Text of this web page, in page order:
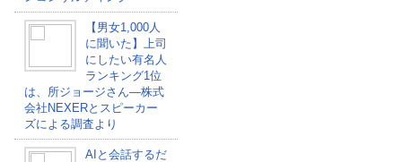
【男女1,000人
に聞いた】上司
にしたい有名人
ランキング1位
は、所ジョージさん―株式
会社NEXERとスピーカー
ズによる調査より
AIと会話するだ